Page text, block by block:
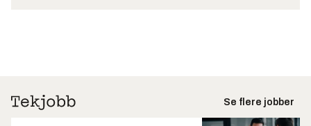
Se flere jobber